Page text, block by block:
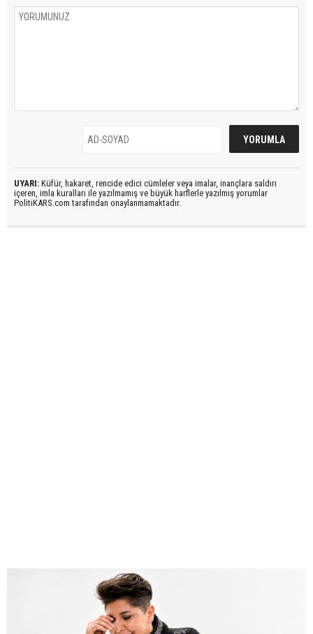
UYARI: Küfür, hakaret, rencide edici cümleler veya imalar, inançlara saldırı
içeren, imla kuralları ile yazılmamış ve büyük harflerle yazılmış yorumlar
PolitiKARS.com tarafından onaylanmamaktadır.